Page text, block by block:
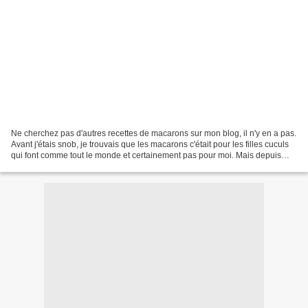
Ne cherchez pas d'autres recettes de macarons sur mon blog, il n'y en a pas.
Avant j'étais snob, je trouvais que les macarons c'était pour les filles cuculs
qui font comme tout le monde et certainement pas pour moi. Mais depuis